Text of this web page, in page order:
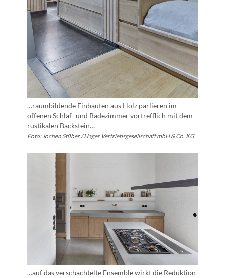
…raumbildende Einbauten aus Holz parlieren im
offenen Schlaf- und Badezimmer vortrefflich mit dem
rustikalen Backstein…
Foto: Jochen Stüber / Hager Vertriebsgesellschaft mbH & Co. KG
…auf das verschachtelte Ensemble wirkt die Reduktion